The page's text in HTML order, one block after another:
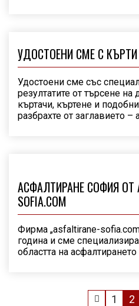
УДОСТОЕНИ СМЕ С
Удостоени сме със
резултатите от търсене на
къртачи, къртене и
разбрахте от заглавието –
АСФАЛТИРАНЕ СОФИЯ ОТ
SOFIA.COM
Фирма „asfaltirane-
година и сме
областта на
1 2